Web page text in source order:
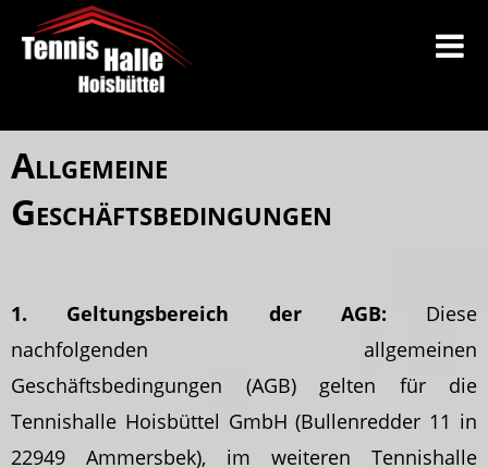
Allgemeine
Geschäftsbedingungen
1. Geltungsbereich der AGB: Diese
nachfolgenden allgemeinen
Geschäftsbedingungen (AGB) gelten für die
Tennishalle Hoisbüttel GmbH (Bullenredder 11 in
22949 Ammersbek), im weiteren Tennishalle